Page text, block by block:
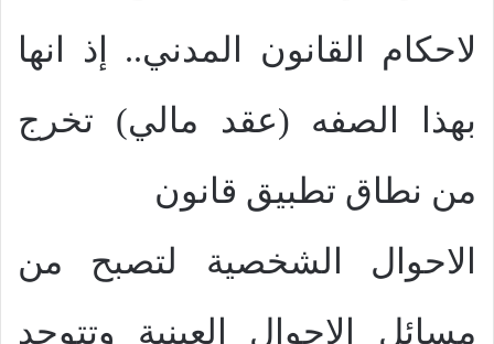
لاحكام القانون المدني.. إذ انها
بهذا الصفه (عقد مالي) تخرج
من نطاق تطبيق قانون
الاحوال الشخصية لتصبح من
مسائل الاحوال العينية وتتوحد